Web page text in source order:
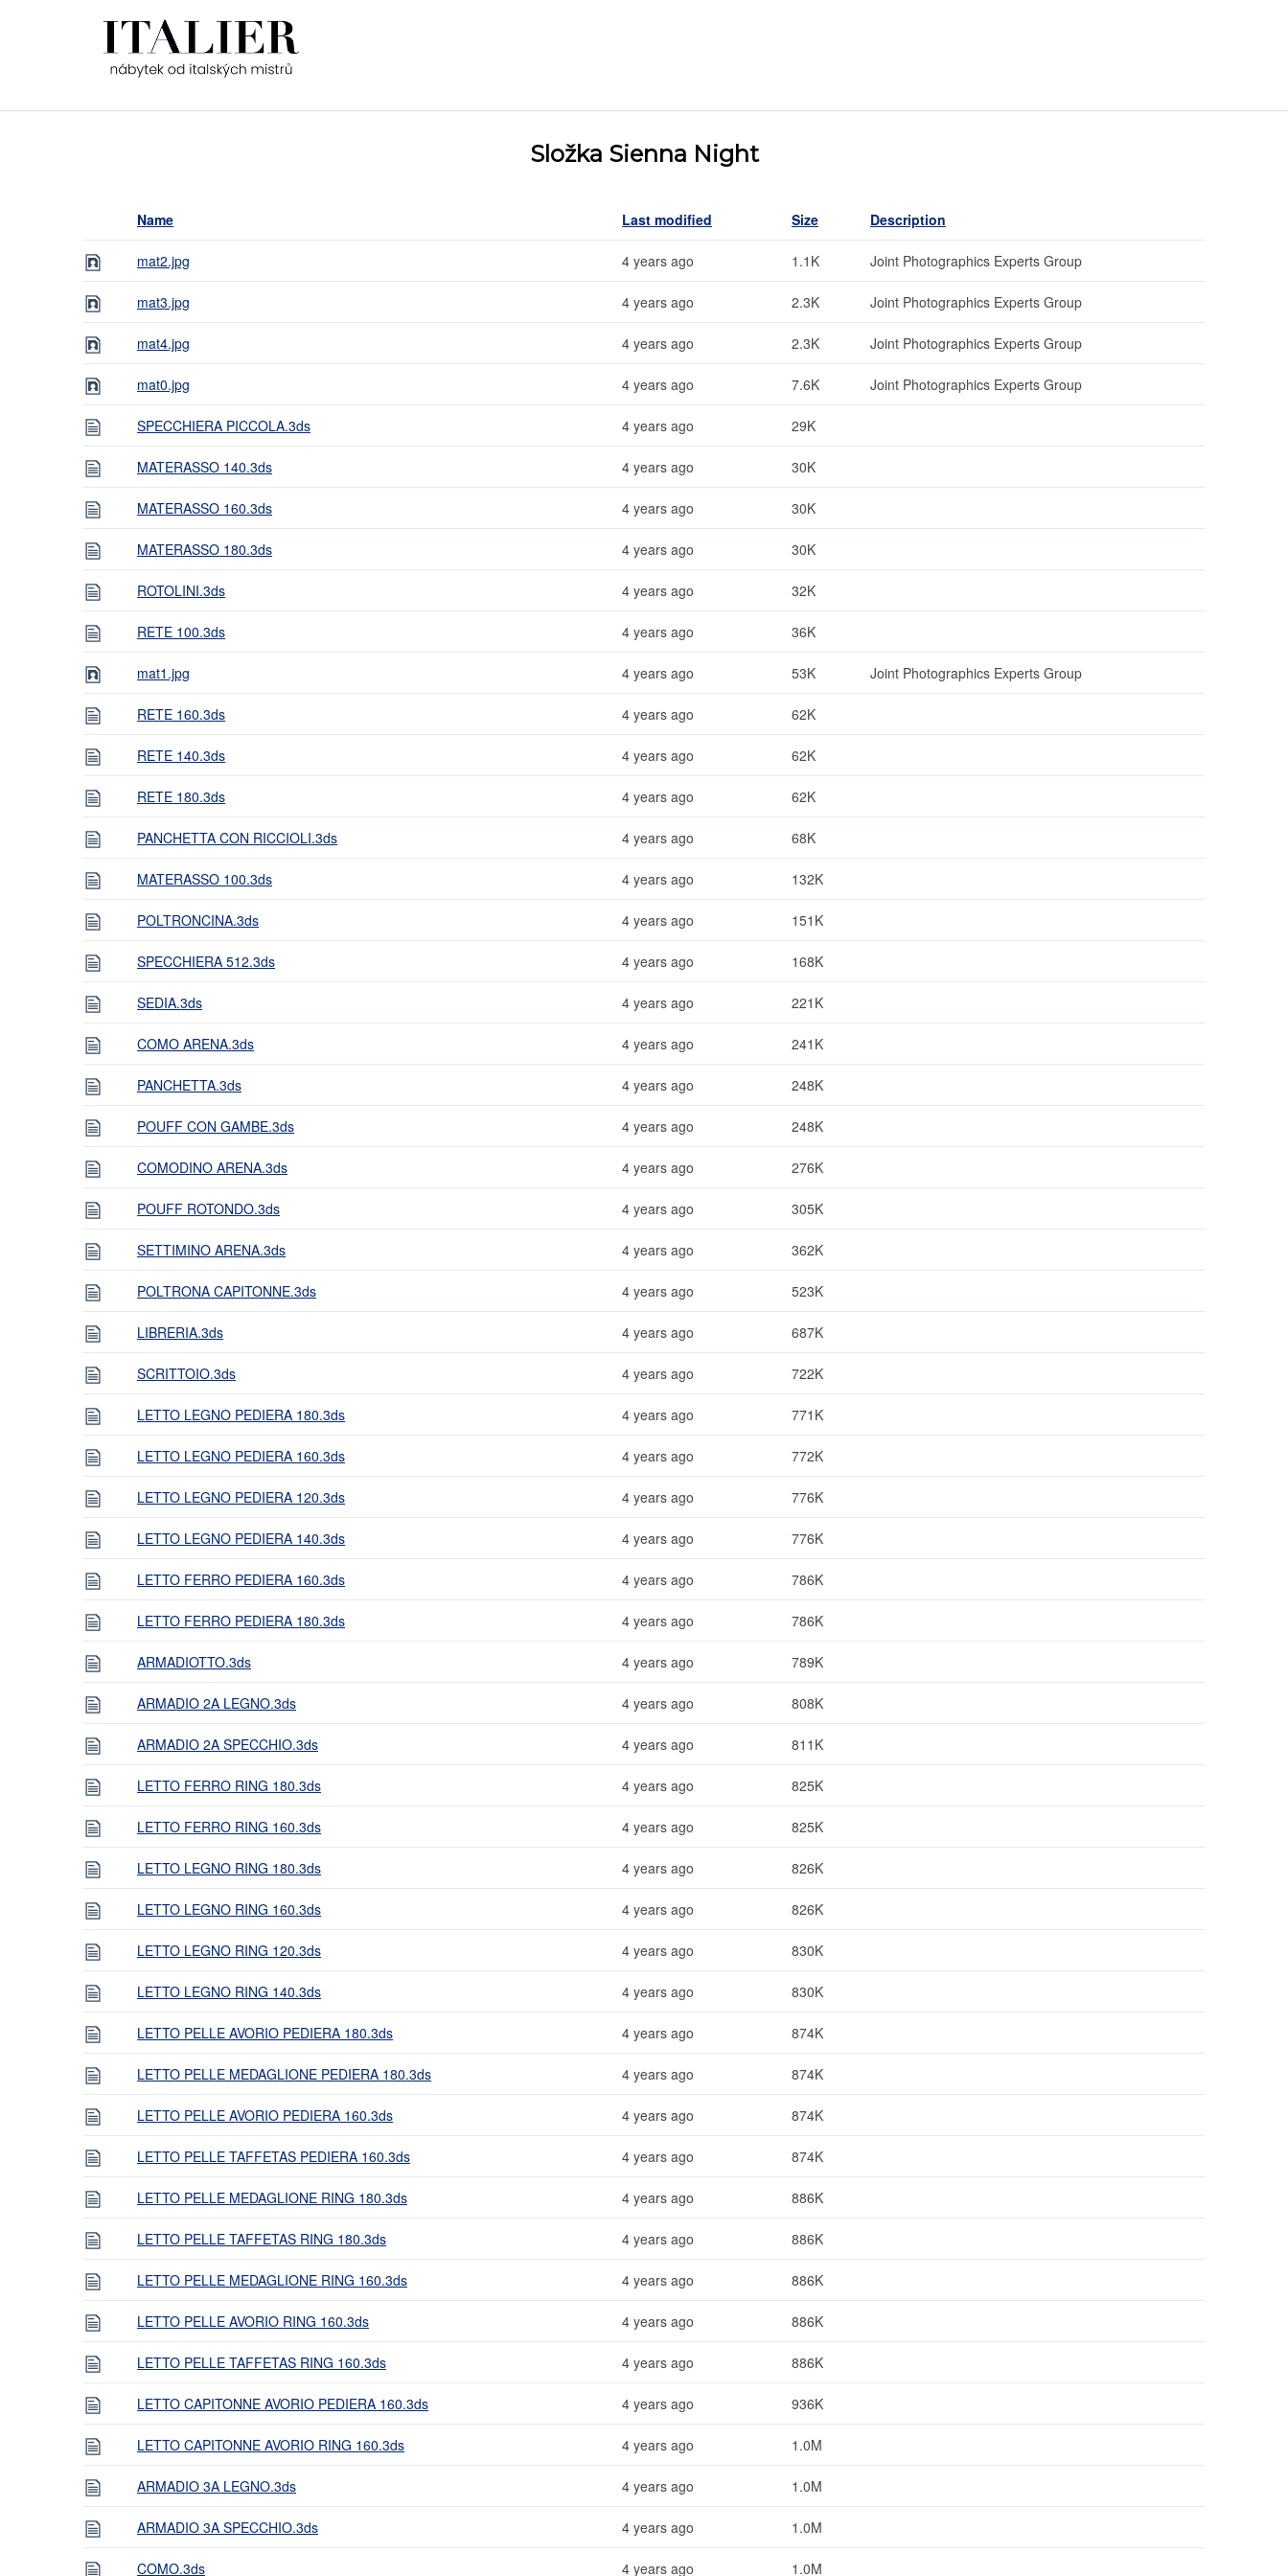
Složka Sienna Night
Name Last modified Size Description
mat2.jpg 4 years ago 1.1K Joint Photographics Experts Group
mat3.jpg 4 years ago 2.3K Joint Photographics Experts Group
mat4.jpg 4 years ago 2.3K Joint Photographics Experts Group
mat0.jpg 4 years ago 7.6K Joint Photographics Experts Group
SPECCHIERA PICCOLA.3ds 4 years ago 29K
MATERASSO 140.3ds 4 years ago 30K
MATERASSO 160.3ds 4 years ago 30K
MATERASSO 180.3ds 4 years ago 30K
ROTOLINI.3ds 4 years ago 32K
RETE 100.3ds 4 years ago 36K
mat1.jpg 4 years ago 53K Joint Photographics Experts Group
RETE 160.3ds 4 years ago 62K
RETE 140.3ds 4 years ago 62K
RETE 180.3ds 4 years ago 62K
PANCHETTA CON RICCIOLI.3ds 4 years ago 68K
MATERASSO 100.3ds 4 years ago 132K
POLTRONCINA.3ds 4 years ago 151K
SPECCHIERA 512.3ds 4 years ago 168K
SEDIA.3ds 4 years ago 221K
COMO ARENA.3ds 4 years ago 241K
PANCHETTA.3ds 4 years ago 248K
POUFF CON GAMBE.3ds 4 years ago 248K
COMODINO ARENA.3ds 4 years ago 276K
POUFF ROTONDO.3ds 4 years ago 305K
SETTIMINO ARENA.3ds 4 years ago 362K
POLTRONA CAPITONNE.3ds 4 years ago 523K
LIBRERIA.3ds 4 years ago 687K
SCRITTOIO.3ds 4 years ago 722K
LETTO LEGNO PEDIERA 180.3ds 4 years ago 771K
LETTO LEGNO PEDIERA 160.3ds 4 years ago 772K
LETTO LEGNO PEDIERA 120.3ds 4 years ago 776K
LETTO LEGNO PEDIERA 140.3ds 4 years ago 776K
LETTO FERRO PEDIERA 160.3ds 4 years ago 786K
LETTO FERRO PEDIERA 180.3ds 4 years ago 786K
ARMADIOTTO.3ds 4 years ago 789K
ARMADIO 2A LEGNO.3ds 4 years ago 808K
ARMADIO 2A SPECCHIO.3ds 4 years ago 811K
LETTO FERRO RING 180.3ds 4 years ago 825K
LETTO FERRO RING 160.3ds 4 years ago 825K
LETTO LEGNO RING 180.3ds 4 years ago 826K
LETTO LEGNO RING 160.3ds 4 years ago 826K
LETTO LEGNO RING 120.3ds 4 years ago 830K
LETTO LEGNO RING 140.3ds 4 years ago 830K
LETTO PELLE AVORIO PEDIERA 180.3ds 4 years ago 874K
LETTO PELLE MEDAGLIONE PEDIERA 180.3ds 4 years ago 874K
LETTO PELLE AVORIO PEDIERA 160.3ds 4 years ago 874K
LETTO PELLE TAFFETAS PEDIERA 160.3ds 4 years ago 874K
LETTO PELLE MEDAGLIONE RING 180.3ds 4 years ago 886K
LETTO PELLE TAFFETAS RING 180.3ds 4 years ago 886K
LETTO PELLE MEDAGLIONE RING 160.3ds 4 years ago 886K
LETTO PELLE AVORIO RING 160.3ds 4 years ago 886K
LETTO PELLE TAFFETAS RING 160.3ds 4 years ago 886K
LETTO CAPITONNE AVORIO PEDIERA 160.3ds 4 years ago 936K
LETTO CAPITONNE AVORIO RING 160.3ds 4 years ago 1.0M
ARMADIO 3A LEGNO.3ds 4 years ago 1.0M
ARMADIO 3A SPECCHIO.3ds 4 years ago 1.0M
COMO.3ds 4 years ago 1.0M